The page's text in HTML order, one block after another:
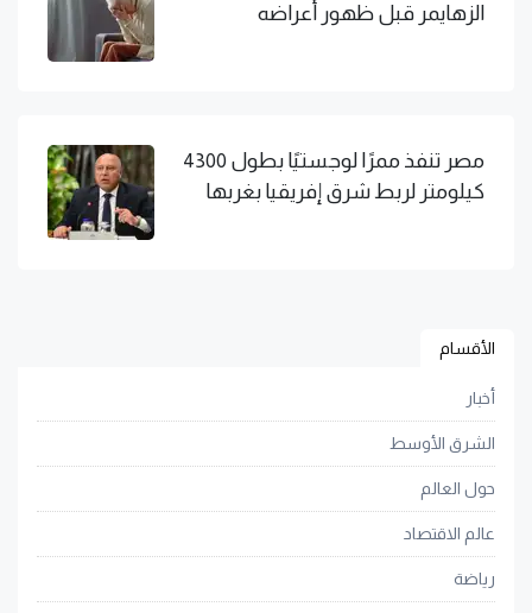
الزهايمر قبل ظهور أعراضه
مصر تنفذ ممرًا لوجستيًا بطول 4300
كيلومتر لربط شرق إفريقيا بغربها
الأقسام
أخبار
الشرق الأوسط
حول العالم
عالم الاقتصاد
رياضة